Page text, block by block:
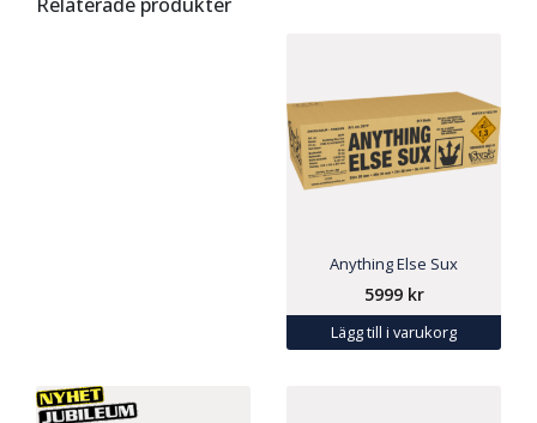
Anything Else Sux
5999 kr
Lägg till i varukorg